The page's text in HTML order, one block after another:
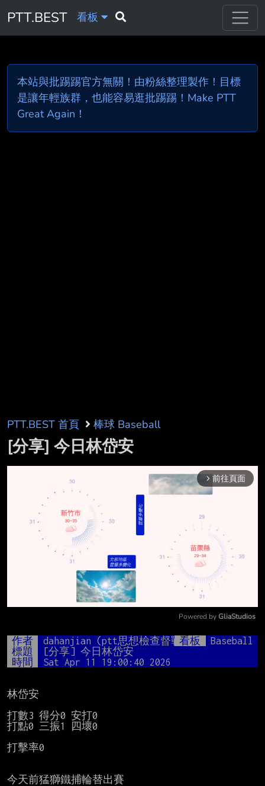
PTT.BEST 看板
本站與批踢踢官方無關！由粉絲整理製作！目標
是讓年輕族群，也能容易逛批踢踢！Make PTT
Great Again！
PTT.BEST 首頁 棒球 Baseball
[分享] 今日林岱安
arrow_forward_ios 前往頁面
Mute
Powered by GliaStudios
作者 dahanjian (ptt思想檢查督戰隊長)
看板
Baseball
標題
[分享] 今日林岱安
時間
Sat Apr 11 19:00:40 2026
林岱安
打數3 得分0 安打0
打點0 三振1 四壞0
打擊率0
今天前猛獅鐵捕輪替出賽